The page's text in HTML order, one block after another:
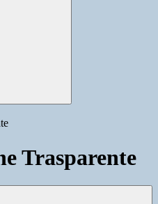
Trasparente